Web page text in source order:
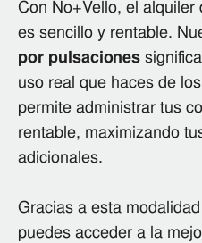
Con No+Vello, el
es sencillo y rentable.
por pulsaciones
uso real que haces de
permite administrar tus
rentable, maximizando
adicionales.
Gracias a esta
puedes acceder a la